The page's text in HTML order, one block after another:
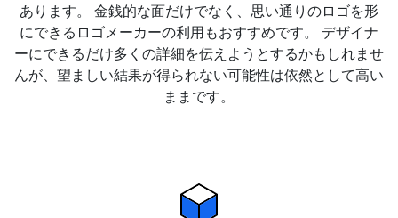
あります。 金銭的な面だけでなく、思い通りのロゴを形
にできるロゴメーカーの利用もおすすめです。 デザイナ
ーにできるだけ多くの詳細を伝えようとするかもしれませ
んが、望ましい結果が得られない可能性は依然として高い
ままです。